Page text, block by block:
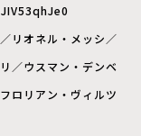
リオネル・メッシ／
／ウスマン・デンベ
ロリアン・ヴィルツ